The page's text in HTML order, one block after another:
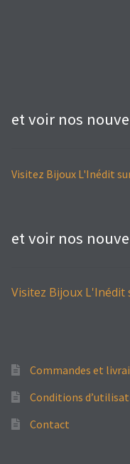
et voir nos
Visitez Bijoux L'Inédit
et voir nos
Visitez Bijoux
Commandes et
Conditions
Contact